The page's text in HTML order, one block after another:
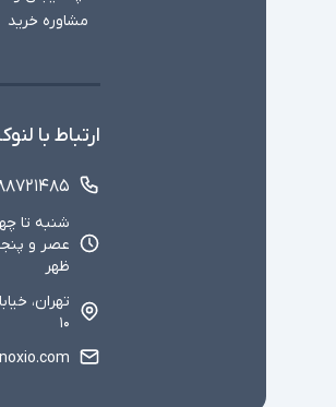
مشاوره خرید
ارتباط با
ظهر
تهران،
۱۰